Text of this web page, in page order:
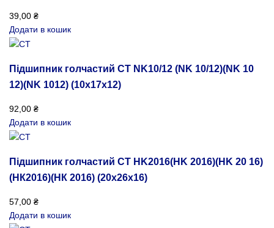
39,00 ₴
Додати в кошик
Підшипник голчастий CT NK10/12 (NK 10/12)(NK 10
12)(NK 1012) (10x17x12)
92,00 ₴
Додати в кошик
Підшипник голчастий CT HK2016(HK 2016)(HK 20 16)
(НК2016)(НК 2016) (20x26x16)
57,00 ₴
Додати в кошик